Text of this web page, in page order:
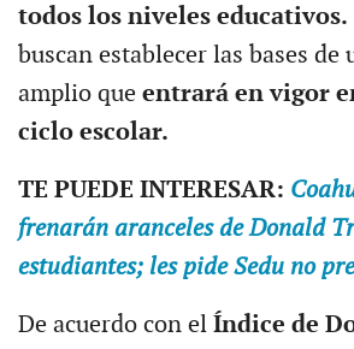
todos los niveles educativos.
buscan establecer las bases de
amplio queentrará en vigor
ciclo escolar.
TE PUEDE INTERESAR:
frenarán aranceles de Donald
estudiantes; les pide Sedu no
De acuerdo con el Índice de